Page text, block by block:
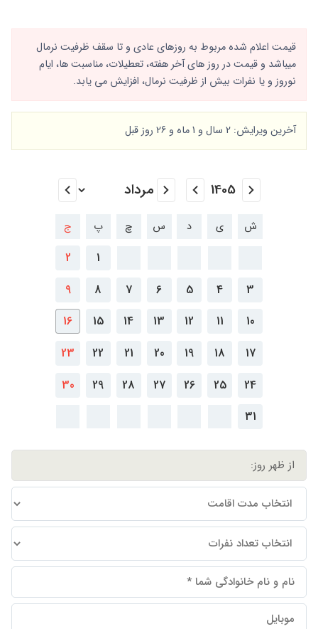
قیمت اعلام شده مربوط به روزهای عادی و تا سقف ظرفیت نرمال
میباشد و قیمت در روز های آخر هفته، تعطیلات، مناسبت ها، ایام
نوروز و یا نفرات بیش از ظرفیت نرمال، افزایش می یابد.
آخرین ویرایش: 2 سال و 1 ماه و 26 روز قبل
ش ی د س چ پ ج
1
2
3
4
5
6
7
8
9
10
11
12
13
14
15
16
17
18
19
20
21
22
23
24
25
26
27
28
29
30
31